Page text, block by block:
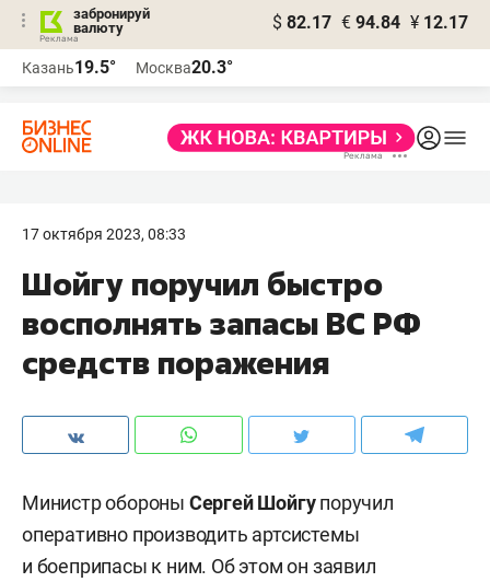
забронируй
валюту
$ 82.17 € 94.84 ¥ 12.17
Казань19.5° Москва20.3°
17 октября 2023, 08:33
Шойгу поручил быстро
восполнять запасы ВС РФ
средств поражения
Министр обороны Сергей Шойгупоручил
оперативно производить артсистемы
и боеприпасы к ним. Об этом он заявил